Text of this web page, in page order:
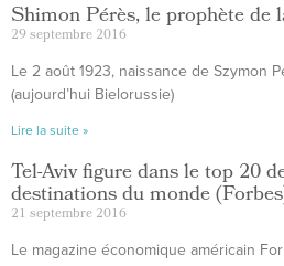
Shimon Pérès, le prophète de
29 septembre 2016
Le 2 août 1923, naissance de Szymon
(aujourd’hui Bielorussie)
Lire la suite »
Tel-Aviv figure dans le top 20
destinations du monde
21 septembre 2016
Le magazine économique américain